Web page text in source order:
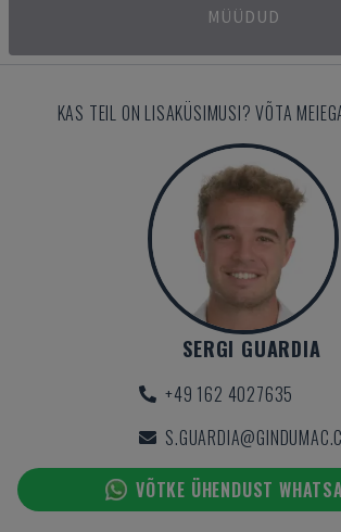
MÜÜDUD
KAS TEIL ON LISAKÜSIMUSI? VÕTA
SERGI GUARDIA
+49 162 4027635
VÕTKE ÜHENDUST